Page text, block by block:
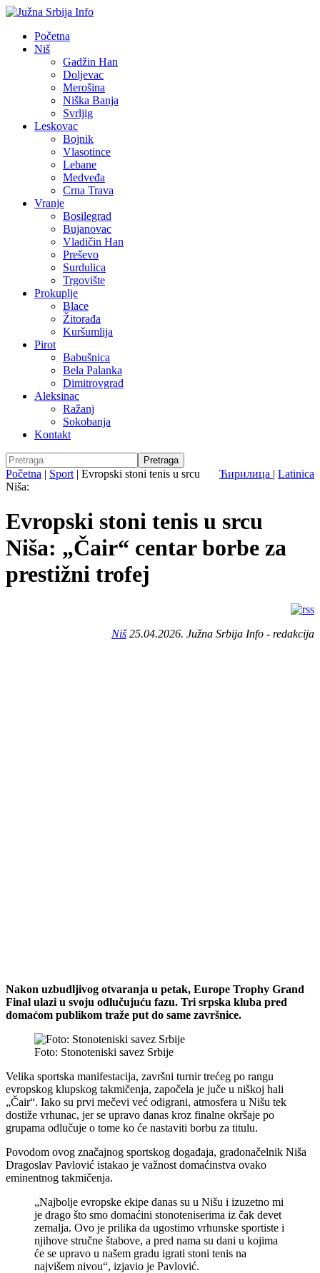
Početna
Niš
Gadžin Han
Doljevac
Merošina
Niška Banja
Svrljig
Leskovac
Bojnik
Vlasotince
Lebane
Medveđa
Crna Trava
Vranje
Bosilegrad
Bujanovac
Vladičin Han
Preševo
Surdulica
Trgovište
Prokuplje
Blace
Žitorađa
Kuršumlija
Pirot
Babušnica
Bela Palanka
Dimitrovgrad
Aleksinac
Ražanj
Sokobanja
Kontakt
Ћирилица | Latinica
Početna | Sport | Evropski stoni tenis u srcu
Niša:
Evropski stoni tenis u srcu
Niša: „Čair“ centar borbe za
prestižni trofej
Niš25.04.2026. Južna Srbija Info - redakcija
Nakon uzbudljivog otvaranja u petak, Europe Trophy Grand
Final ulazi u svoju odlučujuću fazu. Tri srpska kluba pred
domaćom publikom traže put do same završnice.
Foto: Stonoteniski savez Srbije
Velika sportska manifestacija, završni turnir trećeg po rangu
evropskog klupskog takmičenja, započela je juče u niškoj hali
„Čair“. Iako su prvi mečevi već odigrani, atmosfera u Nišu tek
dostiže vrhunac, jer se upravo danas kroz finalne okršaje po
grupama odlučuje o tome ko će nastaviti borbu za titulu.
Povodom ovog značajnog sportskog događaja, gradonačelnik Niša
Dragoslav Pavlović istakao je važnost domaćinstva ovako
eminentnog takmičenja.
„Najbolje evropske ekipe danas su u Nišu i izuzetno mi
je drago što smo domaćini stonoteniserima iz čak devet
zemalja. Ovo je prilika da ugostimo vrhunske sportiste i
njihove stručne štabove, a pred nama su dani u kojima
će se upravo u našem gradu igrati stoni tenis na
najvišem nivou“, izjavio je Pavlović.